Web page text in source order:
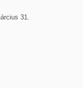
31.